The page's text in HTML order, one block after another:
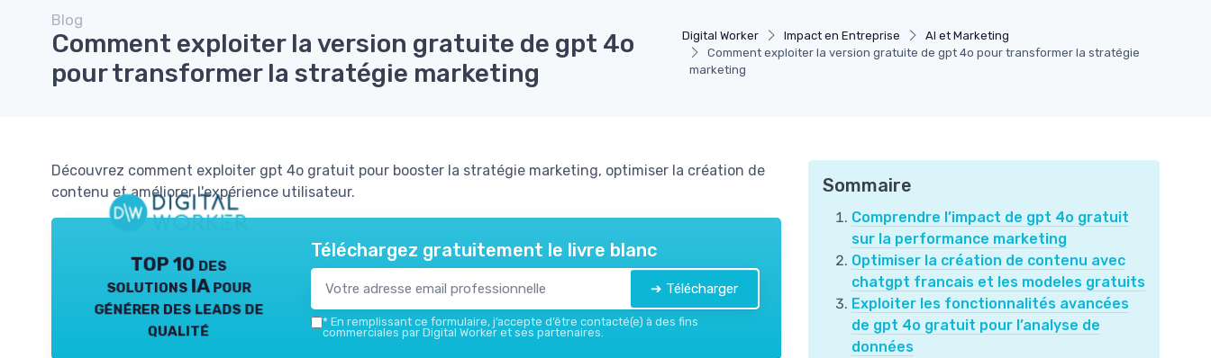
Digital Worker Impact en Entreprise
AI et Marketing
Comment exploiter la version gratuite de gpt 4o pour transformer la stratégie
marketing
Blog
Comment exploiter la version gratuite de gpt 4o
pour transformer la stratégie marketing
Découvrez comment exploiter gpt 4o gratuit pour booster la stratégie marketing, optimiser la création de
contenu et améliorer l'expérience utilisateur.
TOP 10 des
solutions IA pour
générer des leads de
qualité
Téléchargez gratuitement le livre blanc
➔ Télécharger
* En remplissant ce formulaire, j’accepte d’être contacté(e) à des fins
commerciales par Digital Worker et ses partenaires.
Sommaire
Comprendre l’impact de gpt 4o gratuit
sur la performance marketing
Optimiser la création de contenu avec
chatgpt francais et les modeles gratuits
Exploiter les fonctionnalités avancées
de gpt 4o gratuit pour l’analyse de
données